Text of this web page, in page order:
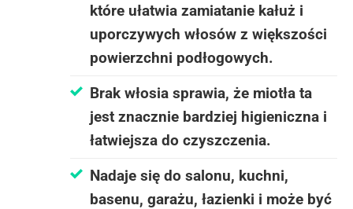
które ułatwia zamiatanie kałuż i
uporczywych włosów z większości
powierzchni podłogowych.
Brak włosia sprawia, że miotła ta
jest znacznie bardziej higieniczna i
łatwiejsza do czyszczenia.
Nadaje się do salonu, kuchni,
basenu, garażu, łazienki i może być